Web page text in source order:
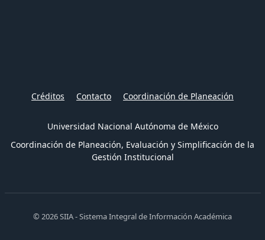
Créditos Contacto Coordinación de Planeación
Universidad Nacional Autónoma de México
Coordinación de Planeación, Evaluación y Simplificación de la
Gestión Institucional
© 2026 SIIA - Sistema Integral de Información Académica